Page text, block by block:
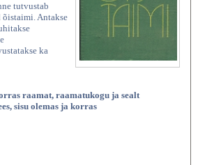
| Vanaraamatee
tutvustab
Antakse
ka
raamat, raamatukogu ja sealt
sisu olemas ja korras